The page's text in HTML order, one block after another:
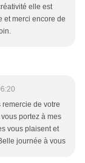
elle est
et merci encore de
remercie de votre
portez à mes
vous plaisent et
journée à vous